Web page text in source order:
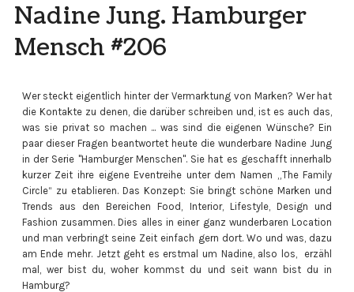
Nadine Jung. Hamburger
Mensch #206
Wer steckt eigentlich hinter der Vermarktung von Marken? Wer hat
die Kontakte zu denen, die darüber schreiben und, ist es auch das,
was sie privat so machen ... was sind die eigenen Wünsche? Ein
paar dieser Fragen beantwortet heute die wunderbare Nadine Jung
in der Serie "Hamburger Menschen". Sie hat es geschafft innerhalb
kurzer Zeit ihre eigene Eventreihe unter dem Namen „The Family
Circle“ zu etablieren. Das Konzept: Sie bringt schöne Marken und
Trends aus den Bereichen Food, Interior, Lifestyle, Design und
Fashion zusammen. Dies alles in einer ganz wunderbaren Location
und man verbringt seine Zeit einfach gern dort. Wo und was, dazu
am Ende mehr. Jetzt geht es erstmal um Nadine, also los, erzähl
mal, wer bist du, woher kommst du und seit wann bist du in
Hamburg?